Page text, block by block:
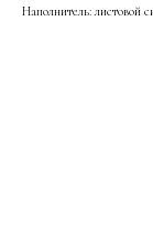
Наполнитель: листовой